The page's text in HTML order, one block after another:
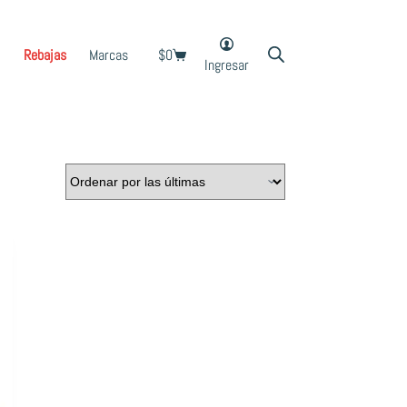
Rebajas Marcas
Shopping
$0
Ingresar